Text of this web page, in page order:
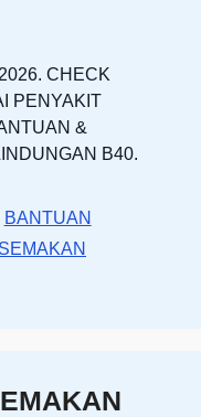
CHECK
PENYAKIT
&
B40.
BANTUAN
SEMAKAN